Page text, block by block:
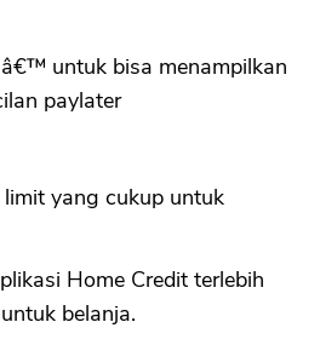
untuk bisa menampilkan
paylater
yang cukup untuk
Home Credit terlebih
belanja.